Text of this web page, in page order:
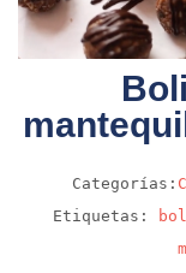
Categorías:
Etiquetas: